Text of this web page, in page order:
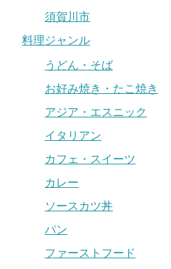
須賀川市
料理ジャンル
うどん・そば
お好み焼き・たこ焼き
アジア・エスニック
イタリアン
カフェ・スイーツ
カレー
ソースカツ丼
パン
ファーストフード